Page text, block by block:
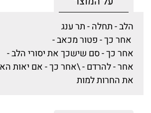
הלב - תחלה - תר ענג
אחר כך - פטור מכאב -
אחר כך - סם שישכך את יסורי הלב -
אחר - להרדם - \אחר כך - אם יאות
את החרות למות